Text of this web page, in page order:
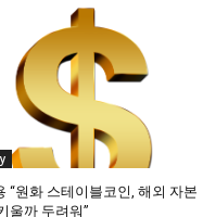
“원화 스테이블코인, 해외 자본
울까 두려워”